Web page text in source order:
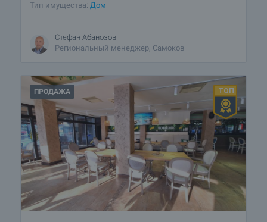
Тип имущества: Дом
Стефан Абанозов
Региональный менеджер, Самоков
ПРОДАЖА